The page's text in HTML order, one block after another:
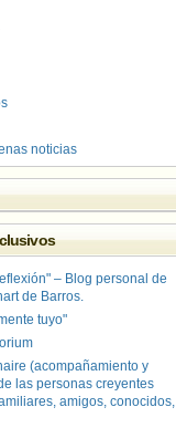
noticias
– Blog personal de
de Barros.
tuyo"
(acompañamiento y
las personas creyentes
amigos, conocidos,